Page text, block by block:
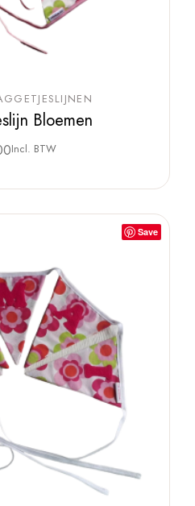
Bloemen
Incl. BTW
Save